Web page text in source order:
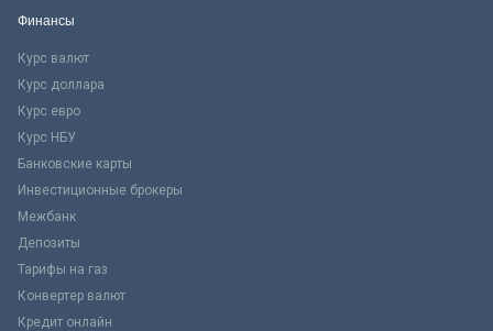
Финансы
Курс валют
Курс доллара
Курс евро
Курс НБУ
Банковские карты
Инвестиционные брокеры
Межбанк
Депозиты
Тарифы на газ
Конвертер валют
Кредит онлайн